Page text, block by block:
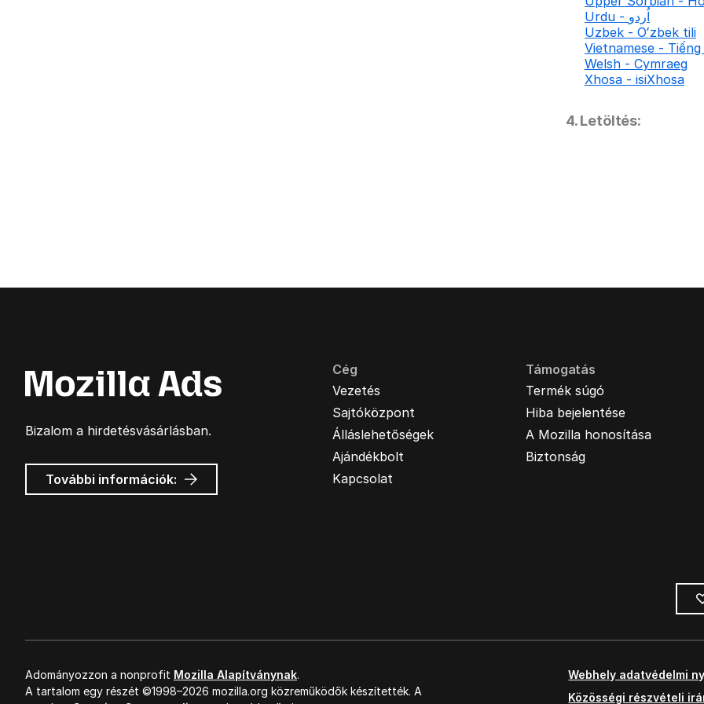
Urdu - اُردو
Uzbek - Oʻzbek tili
Vietnamese -
Welsh - Cymraeg
Xhosa - isiXhosa
4. Letöltés:
Bizalom a hirdetésvásárlásban.
További információk: Mozilla
hirdetések
Cég
Vezetés
Sajtóközpont
Álláslehetőségek
Ajándékbolt
Kapcsolat
Támogatás
Termék súgó
Hiba bejelentése
A Mozilla honosítása
Biztonság
Adományozzon a nonprofit Mozilla Alapítványnak.
A tartalom egy részét ©1998–2026 mozilla.org közreműködők készítették. A
Webhely adatvédelmi
Közösségi részvételi